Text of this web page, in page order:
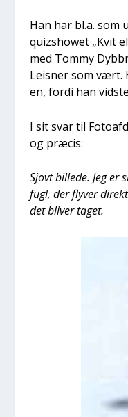
Han har bl.a. som
quizs­howet „Kvit
med Tom­my
Lei­s­ner som
en, for­di han
I sit svar til
og præ­cis:
Sjovt bil­le­de. Jeg er
fugl, der fly­ver
det bli­ver taget.